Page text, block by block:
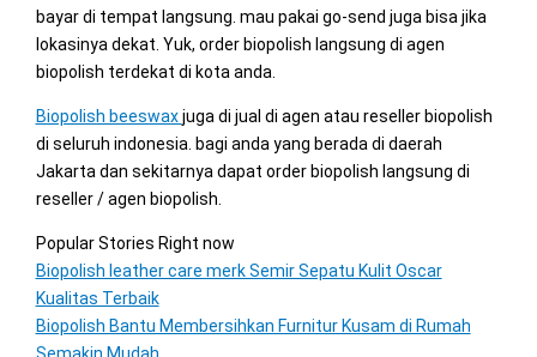
bayar di tempat langsung. mau pakai go-send juga bisa jika
lokasinya dekat. Yuk, order biopolish langsung di agen
biopolish terdekat di kota anda.
Biopolish beeswaxjuga di jual di agen atau reseller biopolish
di seluruh indonesia. bagi anda yang berada di daerah
Jakarta dan sekitarnya dapat order biopolish langsung di
reseller / agen biopolish.
Popular Stories Right now
Biopolish leather care merk Semir Sepatu Kulit Oscar
Kualitas Terbaik
Biopolish Bantu Membersihkan Furnitur Kusam di Rumah